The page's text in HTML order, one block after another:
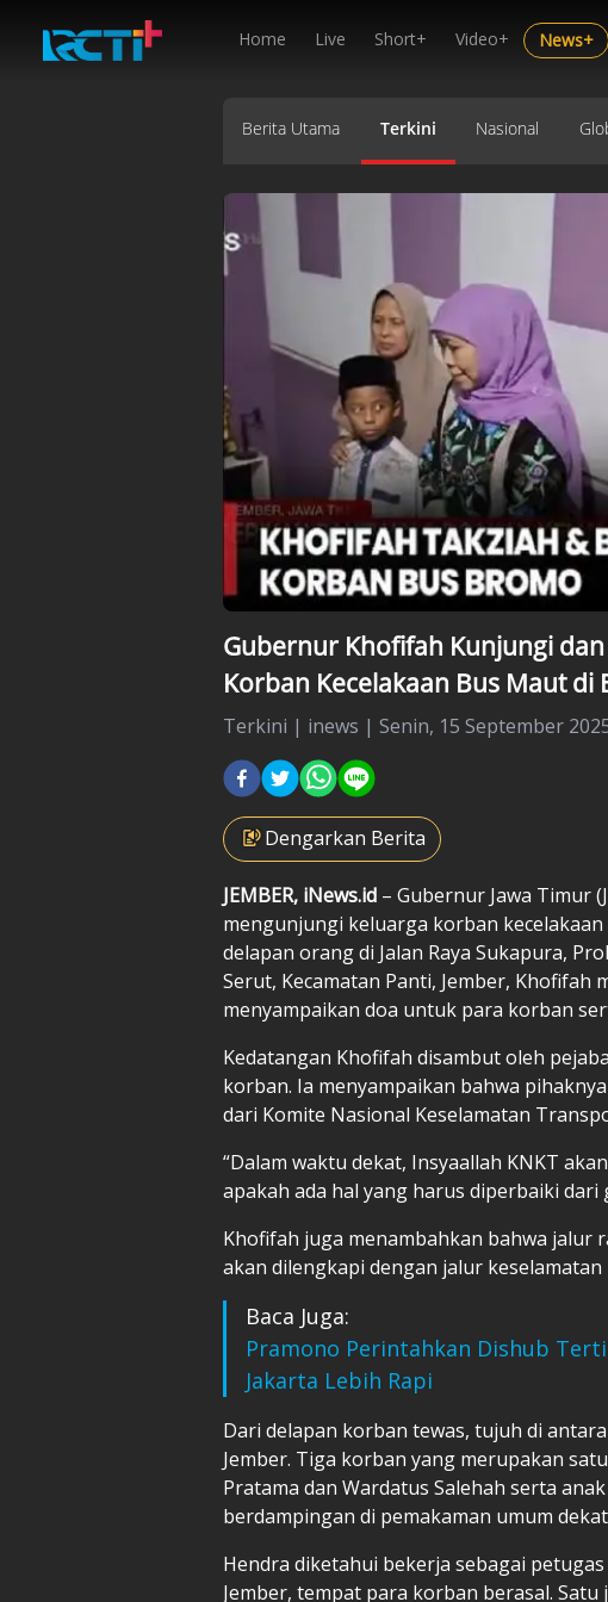
Home Live Short+ Video+ News+
Berita Utama Terkini Nasional
Gubernur Khofifah Kunjungi
Korban Kecelakaan Bus Maut di
Terkini | inews | Senin, 15 September
Dengarkan Berita
JEMBER, iNews.id – Gubernur Jawa Timur
mengunjungi keluarga korban
delapan orang di Jalan Raya Sukapura,
Serut, Kecamatan Panti, Jember, Khofifah
menyampaikan doa untuk para korban
Kedatangan Khofifah disambut oleh
korban. Ia menyampaikan bahwa
dari Komite Nasional Keselamatan
“Dalam waktu dekat, Insyaallah KNKT
apakah ada hal yang harus diperbaiki dari
Khofifah juga menambahkan bahwa jalur
akan dilengkapi dengan jalur
Baca Juga:
Pramono Perintahkan Dishub
Jakarta Lebih Rapi
Dari delapan korban tewas, tujuh di
Jember. Tiga korban yang merupakan
Pratama dan Wardatus Salehah serta
berdampingan di pemakaman umum
Hendra diketahui bekerja sebagai
Jember, tempat para korban berasal.